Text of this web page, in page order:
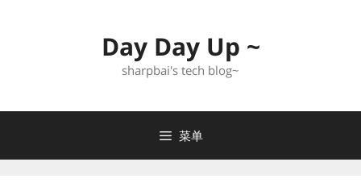
Day Day Up ~
sharpbai's tech blog~
菜单